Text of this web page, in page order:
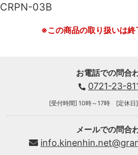
CRPN-03B
※この商品の取り扱いは終
お電話での問合
0721-23-
[受付時間] 10時～17時 [定休日]
メールでの問合